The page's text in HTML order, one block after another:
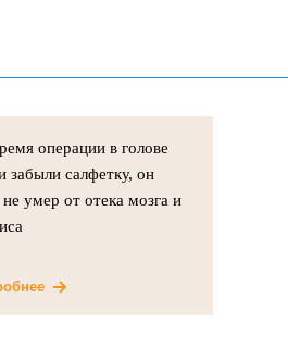
операции в голове
забыли салфетку, он
не умер от отека мозга и